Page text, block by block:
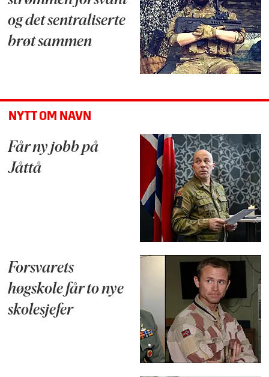
og det sentraliserte
brøt sammen
NYTT OM NAVN
Får ny jobb på
Jåttå
Forsvarets
høgskole får to nye
skolesjefer